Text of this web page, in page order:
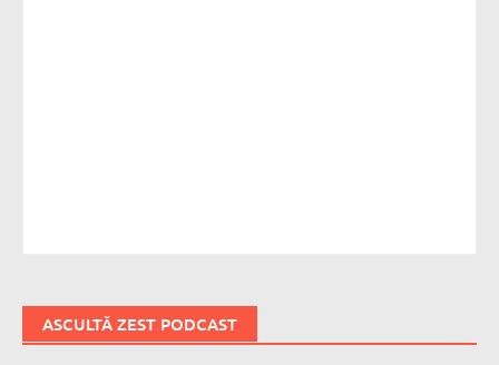
ASCULTĂ ZEST PODCAST